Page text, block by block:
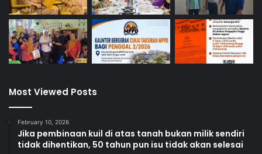
Most Viewed Posts
February 10, 2026
Jika pembinaan kuil di atas tanah bukan milik sendiri
tidak dihentikan, 50 tahun pun isu tidak akan selesai